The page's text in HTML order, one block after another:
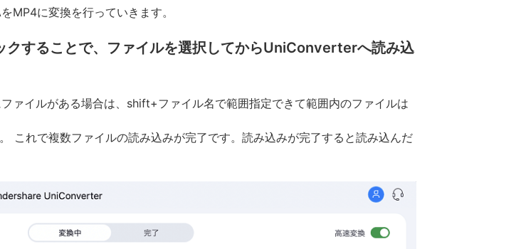
MP4に変換を行っていきます。
クすることで、ファイルを選択してからUniConverterへ読み込
ァイルがある場合は、shift+ファイル名で範囲指定できて範囲内のファイルは
これで複数ファイルの読み込みが完了です。読み込みが完了すると読み込んだ